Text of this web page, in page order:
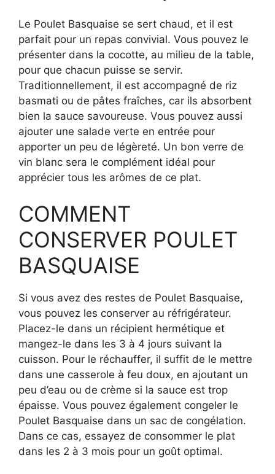
Le Poulet Basquaise se sert chaud, et il est
parfait pour un repas convivial. Vous pouvez le
présenter dans la cocotte, au milieu de la table,
pour que chacun puisse se servir.
Traditionnellement, il est accompagné de riz
basmati ou de pâtes fraîches, car ils absorbent
bien la sauce savoureuse. Vous pouvez aussi
ajouter une salade verte en entrée pour
apporter un peu de légèreté. Un bon verre de
vin blanc sera le complément idéal pour
apprécier tous les arômes de ce plat.
COMMENT
CONSERVER POULET
BASQUAISE
Si vous avez des restes de Poulet Basquaise,
vous pouvez les conserver au réfrigérateur.
Placez-le dans un récipient hermétique et
mangez-le dans les 3 à 4 jours suivant la
cuisson. Pour le réchauffer, il suffit de le mettre
dans une casserole à feu doux, en ajoutant un
peu d’eau ou de crème si la sauce est trop
épaisse. Vous pouvez également congeler le
Poulet Basquaise dans un sac de congélation.
Dans ce cas, essayez de consommer le plat
dans les 2 à 3 mois pour un goût optimal.